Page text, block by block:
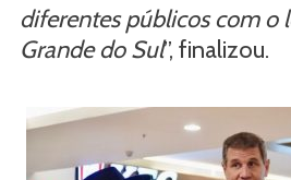
diferentes públicos com o
Grande do Sul”, finalizou.